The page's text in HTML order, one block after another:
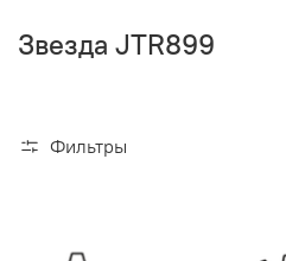
Звезда JTR899
Фильтры